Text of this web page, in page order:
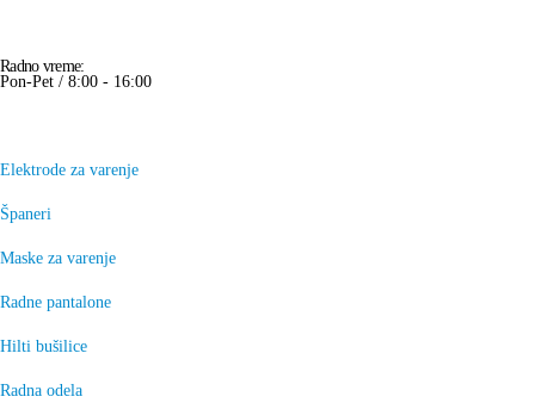
Radno vreme:
Pon-Pet / 8:00 - 16:00
Elektrode za varenje
Španeri
Maske za varenje
Radne pantalone
Hilti bušilice
Radna odela